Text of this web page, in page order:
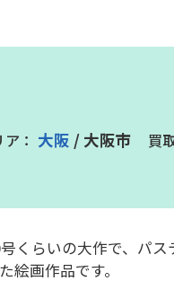
大阪 / 大阪市
くらいの大作で、パ
画作品です。